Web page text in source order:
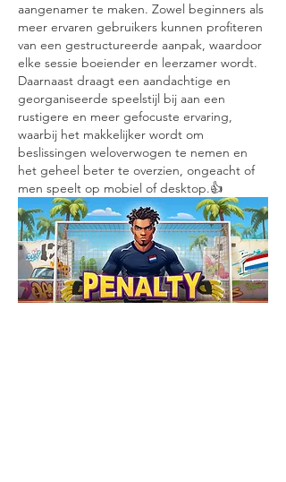
aangenamer te maken. Zowel beginners als
meer ervaren gebruikers kunnen profiteren
van een gestructureerde aanpak, waardoor
elke sessie boeiender en leerzamer wordt.
Daarnaast draagt een aandachtige en
georganiseerde speelstijl bij aan een
rustigere en meer gefocuste ervaring,
waarbij het makkelijker wordt om
beslissingen weloverwogen te nemen en
het geheel beter te overzien, ongeacht of
men speelt op mobiel of desktop.👍